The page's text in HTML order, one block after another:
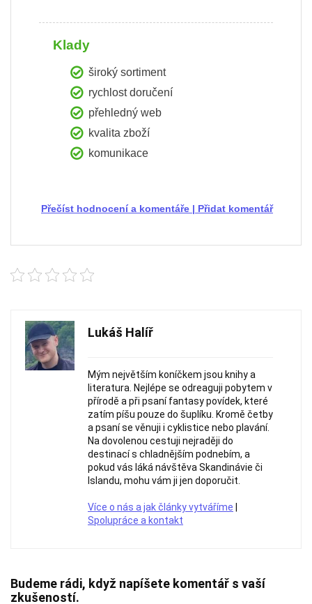
Klady
široký sortiment
rychlost doručení
přehledný web
kvalita zboží
komunikace
Přidat komentář
|
Přečíst hodnocení a komentáře
Lukáš Halíř
Mým největším koníčkem jsou knihy a
literatura. Nejlépe se odreaguji pobytem v
přírodě a při psaní fantasy povídek, které
zatím píšu pouze do šuplíku. Kromě četby
a psaní se věnuji i cyklistice nebo plavání.
Na dovolenou cestuji nejraději do
destinací s chladnějším podnebím, a
pokud vás láká návštěva Skandinávie či
Islandu, mohu vám ji jen doporučit.
Více o nás a jak články vytváříme
Spolupráce a kontakt
Budeme rádi, když napíšete komentář s vaší
zkušeností.